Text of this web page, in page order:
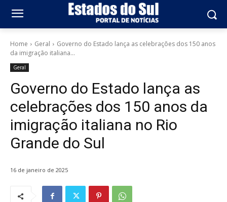
Home Geral
Governo do Estado lança as celebrações dos 150 anos
da imigração italiana...
Geral
Governo do Estado lança as
celebrações dos 150 anos da
imigração italiana no Rio
Grande do Sul
16 de janeiro de 2025